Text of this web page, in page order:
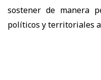
sostener de manera
políticos y territoriales